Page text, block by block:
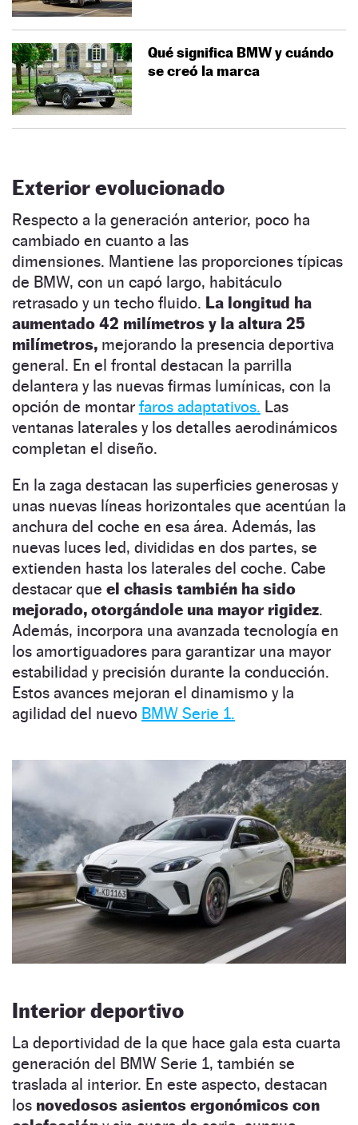
Qué significa BMW y cuándo
se creó la marca
Exterior evolucionado
Respecto a la generación anterior, poco ha
cambiado en cuanto a las
dimensiones. Mantiene las proporciones típicas
de BMW, con un capó largo, habitáculo
retrasado y un techo fluido. La longitud ha
aumentado 42 milímetros y la altura 25
milímetros, mejorando la presencia deportiva
general. En el frontal destacan la parrilla
delantera y las nuevas firmas lumínicas, con la
opción de montar faros adaptativos. Las
ventanas laterales y los detalles aerodinámicos
completan el diseño​.
En la zaga destacan las superficies generosas y
unas nuevas líneas horizontales que acentúan la
anchura del coche en esa área. Además, las
nuevas luces led, divididas en dos partes, se
extienden hasta los laterales del coche. Cabe
destacar que el chasis también ha sido
mejorado, otorgándole una mayor rigidez.
Además, incorpora una avanzada tecnología en
los amortiguadores para garantizar una mayor
estabilidad y precisión durante la conducción.
Estos avances mejoran el dinamismo y la
agilidad del nuevo BMW Serie 1​.
Interior deportivo
La deportividad de la que hace gala esta cuarta
generación del BMW Serie 1, también se
traslada al interior. En este aspecto, destacan
los novedosos asientos ergonómicos con